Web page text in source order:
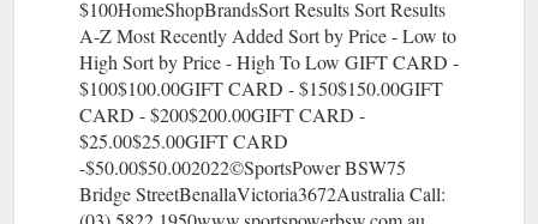
$100HomeShopBrandsSort Results Sort Results
A-Z Most Recently Added Sort by Price - Low to
High Sort by Price - High To Low GIFT CARD -
$100$100.00GIFT CARD - $150$150.00GIFT
CARD - $200$200.00GIFT CARD -
$25.00$25.00GIFT CARD
-$50.00$50.002022©SportsPower BSW75
Bridge StreetBenallaVictoria3672Australia Call: